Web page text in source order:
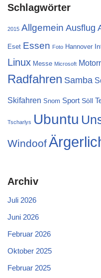
Schlagwörter
2015 Allgemein Ausflug
Eset Essen Foto Hannover
Linux Messe Microsoft
Radfahren Samba
Skifahren Snom Sport Söll
Tscharlys Ubuntu
Windoof
Archiv
Juli 2026
Juni 2026
Februar 2026
Oktober 2025
Februar 2025